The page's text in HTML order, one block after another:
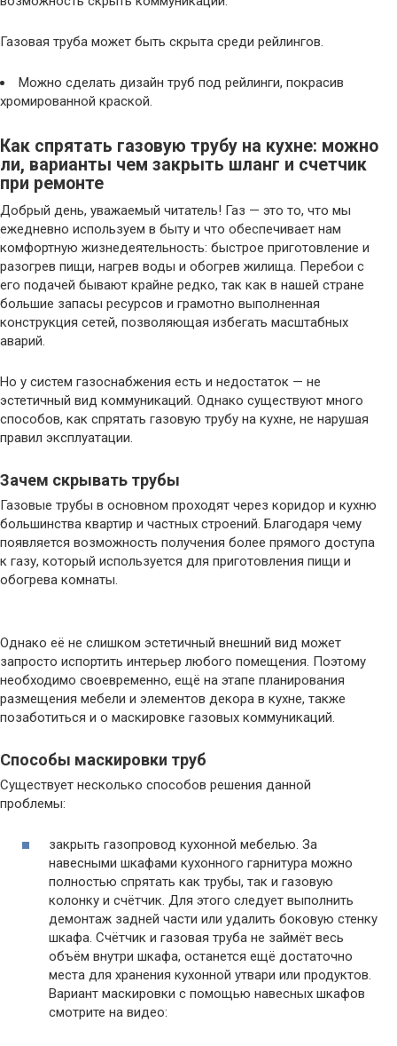
Газовая труба может быть скрыта среди рейлингов.
Можно сделать дизайн труб под рейлинги, покрасив
хромированной краской.
Как спрятать газовую трубу на кухне: можно
ли, варианты чем закрыть шланг и счетчик
при ремонте
Добрый день, уважаемый читатель! Газ — это то, что мы
ежедневно используем в быту и что обеспечивает нам
комфортную жизнедеятельность: быстрое приготовление и
разогрев пищи, нагрев воды и обогрев жилища. Перебои с
его подачей бывают крайне редко, так как в нашей стране
большие запасы ресурсов и грамотно выполненная
конструкция сетей, позволяющая избегать масштабных
аварий.
Но у систем газоснабжения есть и недостаток — не
эстетичный вид коммуникаций. Однако существуют много
способов, как спрятать газовую трубу на кухне, не нарушая
правил эксплуатации.
Зачем скрывать трубы
Газовые трубы в основном проходят через коридор и кухню
большинства квартир и частных строений. Благодаря чему
появляется возможность получения более прямого доступа
к газу, который используется для приготовления пищи и
обогрева комнаты.
Однако её не слишком эстетичный внешний вид может
запросто испортить интерьер любого помещения. Поэтому
необходимо своевременно, ещё на этапе планирования
размещения мебели и элементов декора в кухне, также
позаботиться и о маскировке газовых коммуникаций.
Способы маскировки труб
Существует несколько способов решения данной
проблемы:
закрыть газопровод кухонной мебелью. За
навесными шкафами кухонного гарнитура можно
полностью спрятать как трубы, так и газовую
колонку и счётчик. Для этого следует выполнить
демонтаж задней части или удалить боковую стенку
шкафа. Счётчик и газовая труба не займёт весь
объём внутри шкафа, останется ещё достаточно
места для хранения кухонной утвари или продуктов.
Вариант маскировки с помощью навесных шкафов
смотрите на видео: